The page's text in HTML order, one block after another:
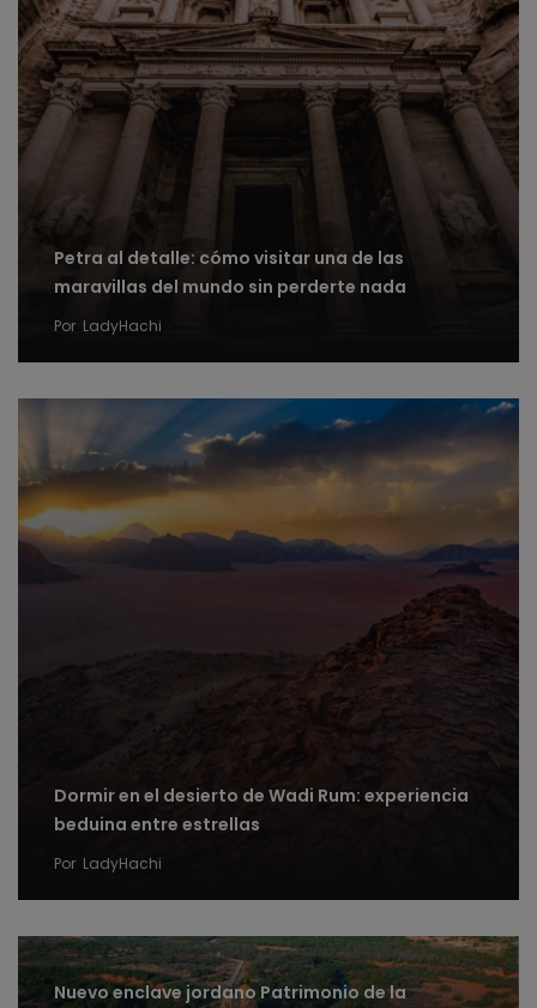
Petra al detalle: cómo visitar una de las
maravillas del mundo sin perderte nada
Por LadyHachi
Dormir en el desierto de Wadi Rum: experiencia
beduina entre estrellas
Por LadyHachi
Nuevo enclave jordano Patrimonio de la